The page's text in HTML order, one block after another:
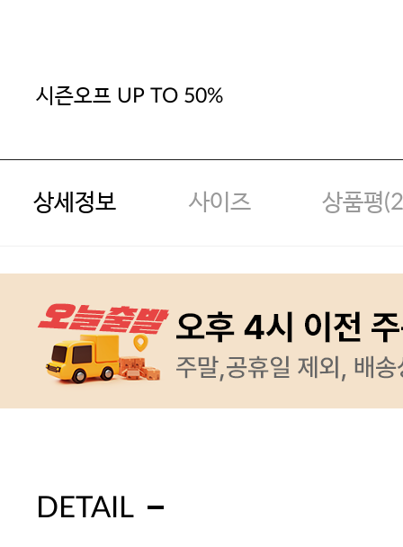
시즌오프 UP TO 50%
상세정보 사이즈 상품평(2
DETAIL